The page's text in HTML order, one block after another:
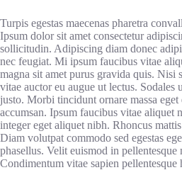
Turpis egestas maecenas pharetra
Ipsum dolor sit amet consectetur
sollicitudin. Adipiscing diam donec
nec feugiat. Mi ipsum faucibus vitae
magna sit amet purus gravida quis. Nisi
vitae auctor eu augue ut lectus. Sodales
justo. Morbi tincidunt ornare massa eget
accumsan. Ipsum faucibus vitae aliquet
integer eget aliquet nibh. Rhoncus
Diam volutpat commodo sed egestas
phasellus. Velit euismod in pellentesque
Condimentum vitae sapien pellentesque